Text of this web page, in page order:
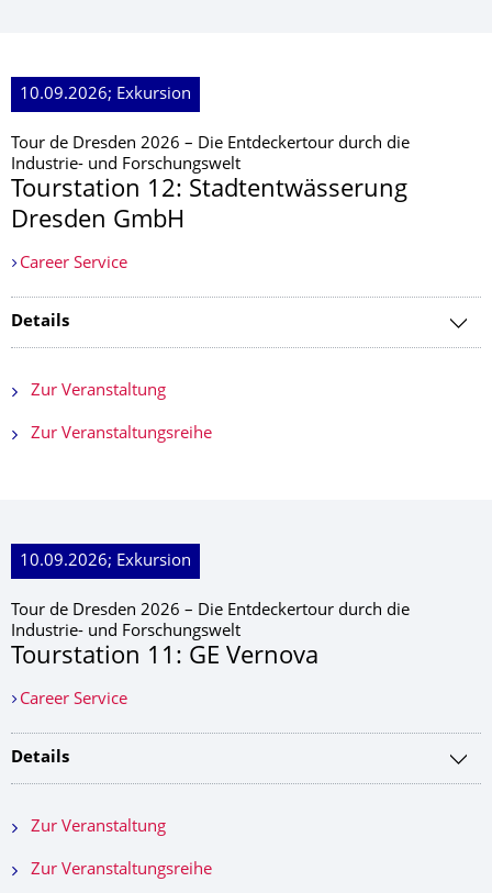
10.09.2026; Exkursion
Tour de Dresden 2026 – Die Entdeckertour durch die
Industrie- und Forschungswelt
Tourstation 12: Stadtentwässerung
Dresden GmbH
Career Service
Details
Zur Veranstaltung
Zur Veranstaltungsreihe
10.09.2026; Exkursion
Tour de Dresden 2026 – Die Entdeckertour durch die
Industrie- und Forschungswelt
Tourstation 11: GE Vernova
Career Service
Details
Zur Veranstaltung
Zur Veranstaltungsreihe